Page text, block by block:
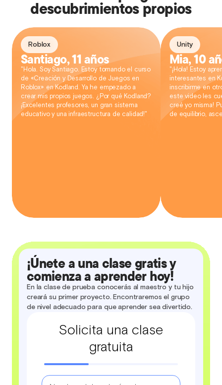
descubrimientos propios
Roblox
Santiago, 11 años
"Hola. Soy Santiago. Estoy tomando el curso
de «Creación y Desarrollo de Juegos en
Roblox» en Kodland. Ya he empezado a
crear mis propios juegos. ¿Por qué Kodland?
¡Excelentes profesores, un gran sistema
educativo y una infraestructura de calidad!"
Unity
Mia, 10
"¡Hola! Estoy
interesantes en
inscribirme en
este video les
creé yo misma!
de equilibrio,
¡Únete a una clase gratis y
comienza a aprender hoy!
En la clase de prueba conocerás al maestro y tu hijo
creará su primer proyecto. Encontraremos el grupo
de nivel adecuado para que aprender sea divertido.